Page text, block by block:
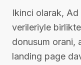
Ikinci olarak,
verileriyle
donusum orani,
landing page